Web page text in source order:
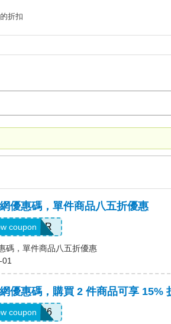
折扣
優惠碼，單件商品八五折優惠
NEONTIER
coupon
碼，單件商品八五折優惠
優惠碼，購買 2 件商品可享 15%
BTS26
coupon